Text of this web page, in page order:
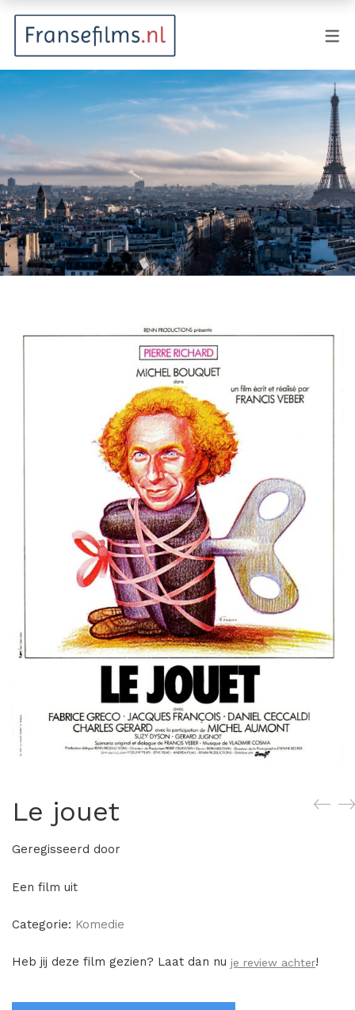
Animatie
Documentaire
Drama
Fantasy
Horror
Oorlogsfilm
Romantische komedie
Le jouet
Geregisseerd door
Een film uit
Categorie: Komedie
Heb jij deze film gezien? Laat dan nu je review achter!